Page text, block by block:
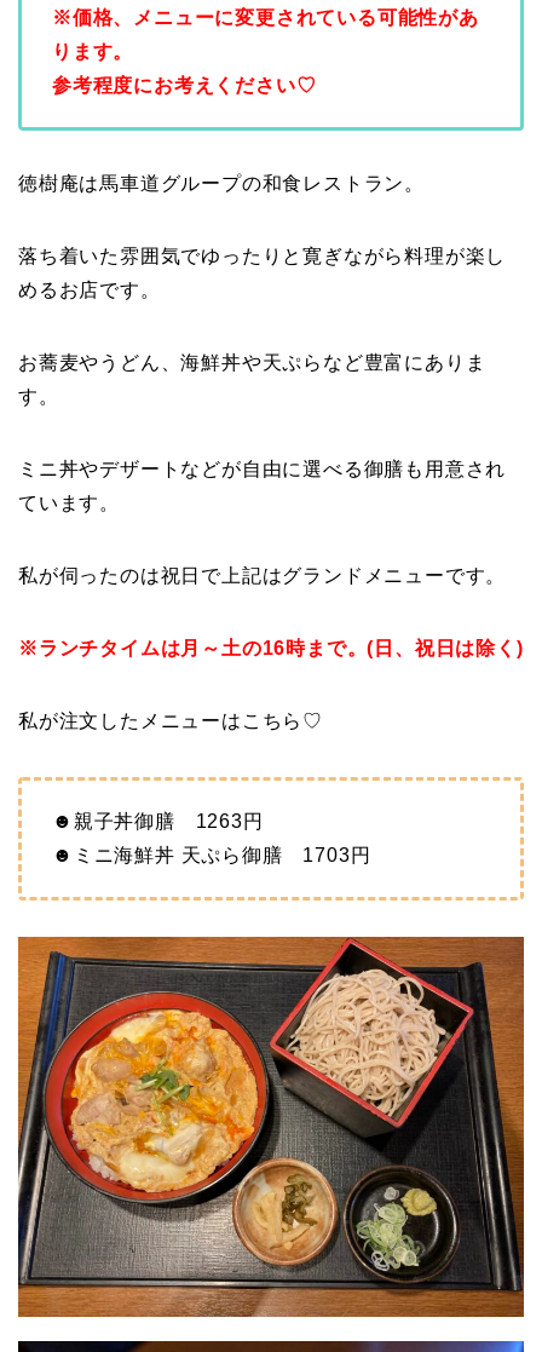
※価格、メニューに変更されている可能性があ
ります。
参考程度にお考えください♡
徳樹庵は馬車道グループの和食レストラン。
落ち着いた雰囲気でゆったりと寛ぎながら料理が楽し
めるお店です。
お蕎麦やうどん、海鮮丼や天ぷらなど豊富にありま
す。
ミニ丼やデザートなどが自由に選べる御膳も用意され
ています。
私が伺ったのは祝日で上記はグランドメニューです。
※ランチタイムは月～土の16時まで。(日、祝日は除く)
私が注文したメニューはこちら♡
☻親子丼御膳 1263円
☻ミニ海鮮丼 天ぷら御膳 1703円